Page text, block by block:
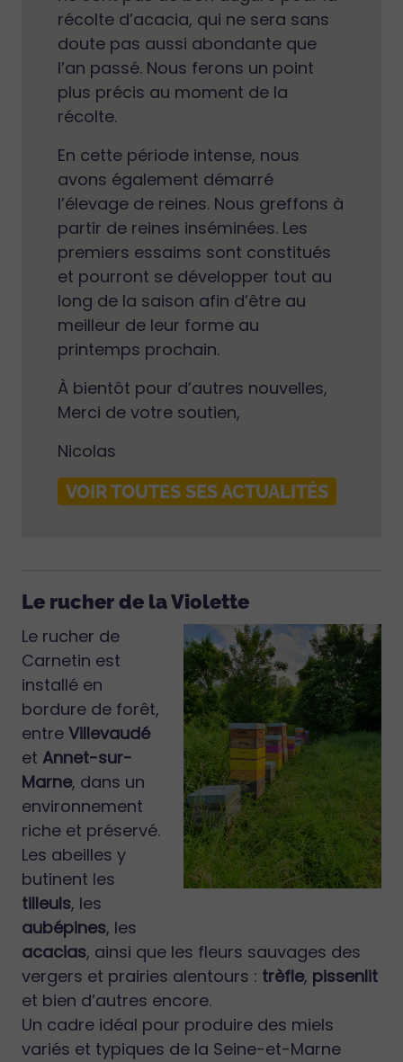
récolte d’acacia, qui ne sera sans
doute pas aussi abondante que
l’an passé. Nous ferons un point
plus précis au moment de la
récolte.
En cette période intense, nous
avons également démarré
l’élevage de reines. Nous greffons à
partir de reines inséminées. Les
premiers essaims sont constitués
et pourront se développer tout au
long de la saison afin d’être au
meilleur de leur forme au
printemps prochain.
À bientôt pour d’autres nouvelles,
Merci de votre soutien,
Nicolas
VOIR TOUTES SES ACTUALITÉS
Le rucher de la Violette
Le rucher de
Carnetin est
installé en
bordure de forêt,
entre Villevaudé
et Annet-sur-
Marne, dans un
environnement
riche et préservé.
Les abeilles y
butinent les
tilleuls, les
aubépines, les
acacias, ainsi que les fleurs sauvages des
vergers et prairies alentours : trèfle, pissenlit
et bien d’autres encore.
Un cadre idéal pour produire des miels
variés et typiques de la Seine-et-Marne